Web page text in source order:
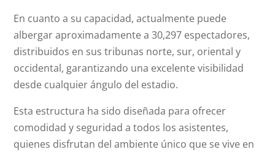
En cuanto a su capacidad, actualmente puede
albergar aproximadamente a 30,297 espectadores,
distribuidos en sus tribunas norte, sur, oriental y
occidental, garantizando una excelente visibilidad
desde cualquier ángulo del estadio.
Esta estructura ha sido diseñada para ofrecer
comodidad y seguridad a todos los asistentes,
quienes disfrutan del ambiente único que se vive en